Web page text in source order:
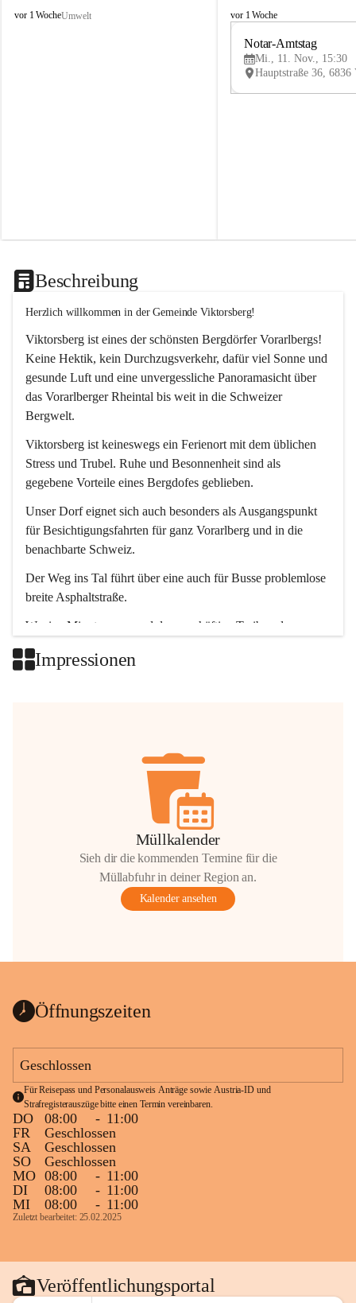
V
vor 1 WocheUmwelt
V
vor 1 Woche
Notar-Amtstag
Mi., 11. Nov., 15:30
Beschreibung
Herzlich willkommen in der Gemeinde Viktorsberg!
Viktorsberg ist eines der schönsten Bergdörfer Vorarlbergs!
Keine Hektik, kein Durchzugsverkehr, dafür viel Sonne und
gesunde Luft und eine unvergessliche Panoramasicht über
das Vorarlberger Rheintal bis weit in die Schweizer
Bergwelt.
Viktorsberg ist keineswegs ein Ferienort mit dem üblichen
Stress und Trubel. Ruhe und Besonnenheit sind als
gegebene Vorteile eines Bergdofes geblieben.
Unser Dorf eignet sich auch besonders als Ausgangspunkt
für Besichtigungsfahrten für ganz Vorarlberg und in die
benachbarte Schweiz.
Der Weg ins Tal führt über eine auch für Busse problemlose
breite Asphaltstraße.
Wenige Minuten nur, und das geschäftige Treiben der
Impressionen
Müllkalender
Sieh dir die kommenden Termine für die
Müllabfuhr in deiner Region an.
Kalender ansehen
Öffnungszeiten
Geschlossen
Für Reisepass und Personalausweis Anträge sowie Austria-ID und
Strafregisterauszüge bitte einen Termin vereinbaren.
DO 08:00 - 11:00
FR
Geschlossen
SA
Geschlossen
SO
Geschlossen
MO 08:00 - 11:00
DI
08:00 - 11:00
MI
08:00 - 11:00
Zuletzt bearbeitet: 25.02.2025
Veröffentlichungsportal